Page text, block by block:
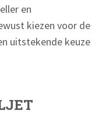
en
kiezen voor de
uitstekende keuze